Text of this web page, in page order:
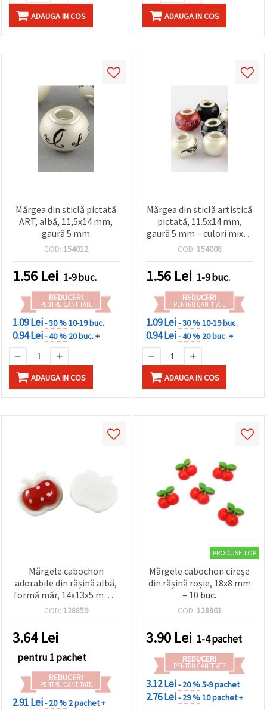
ADAUGA IN COS ADAUGA IN COS
Mărgea din sticlă pictată
ART, albă, 11,5x14 mm,
gaură 5 mm
COD: 154012
1.56 Lei 1-9 buc.
REDUCERI
PENTRU CANTITATE
1.09 Lei- 30 %10-19 buc.
0.94 Lei- 40 % 20 buc. +
ADAUGA IN COS
Mărgea din sticlă artistică
pictată, 11.5x14 mm,
gaură 5 mm – culori mixte
– perfectă pentru bijuterii
COD: 154008
1.56 Lei 1-9 buc.
REDUCERI
PENTRU CANTITATE
1.09 Lei- 30 %10-19 buc.
0.94 Lei- 40 % 20 buc. +
ADAUGA IN COS
Mărgele cabochon
adorabile din rășină albă,
formă măr, 14x13x5 mm –
set de 10 bucăți pentru
proiecte DIY creative
COD: 128859
3.64Lei
pentru 1 pachet
REDUCERI
PENTRU CANTITATE
2.91 Lei- 20 % 2 pachet +
PRODUSE TOP
Mărgele cabochon cireșe
din rășină roșie, 18x8 mm
– 10 buc.
COD: 128861
3.90 Lei 1-4 pachet
REDUCERI
PENTRU CANTITATE
3.12 Lei- 20 %5-9 pachet
2.76 Lei- 29 %10 pachet +